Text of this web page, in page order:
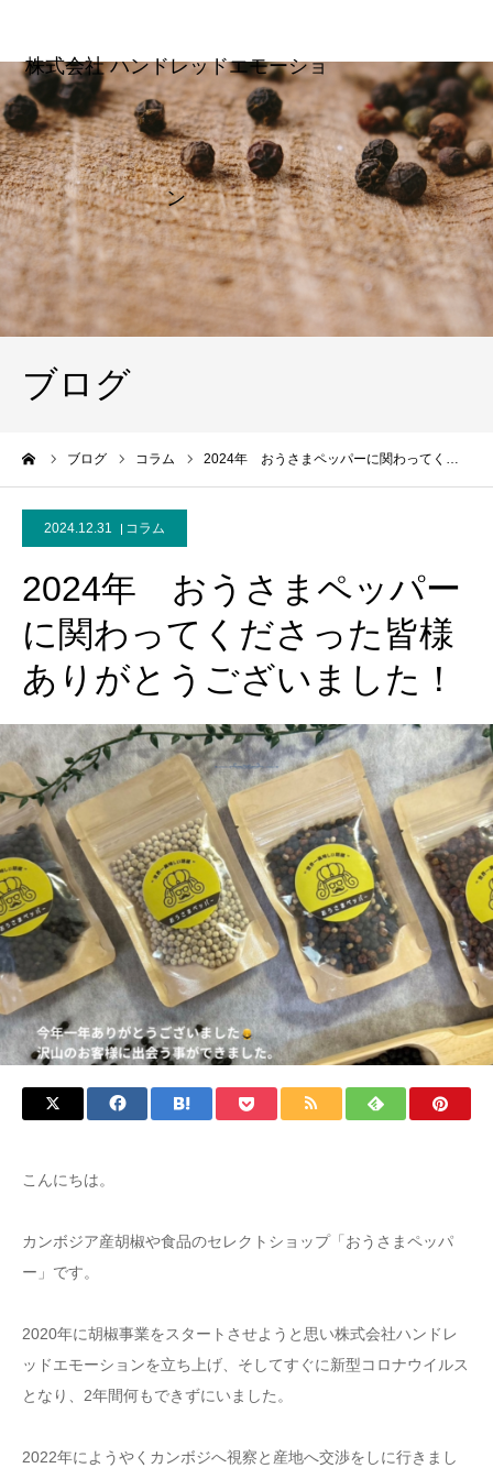
ブログ
ブログ コラム 2024年 おうさまペッパーに関わってく…
2024.12.31 コラム
2024年 おうさまペッパー
に関わってくださった皆様
ありがとうございました！
こんにちは。
カンボジア産胡椒や食品のセレクトショップ「おうさまペッパ
ー」です。
2020年に胡椒事業をスタートさせようと思い株式会社ハンドレ
ッドエモーションを立ち上げ、そしてすぐに新型コロナウイルス
となり、2年間何もできずにいました。
2022年にようやくカンボジへ視察と産地へ交渉をしに行きまし